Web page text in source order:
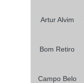
Artur Alvim
Bom Retiro
Campo Belo